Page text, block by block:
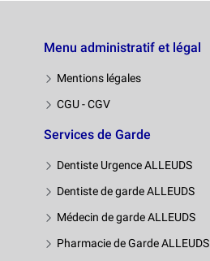
Menu administratif et légal
Mentions légales
CGU - CGV
Services de Garde
Dentiste Urgence ALLEUDS
Dentiste de garde ALLEUDS
Médecin de garde ALLEUDS
Pharmacie de Garde ALLEUDS